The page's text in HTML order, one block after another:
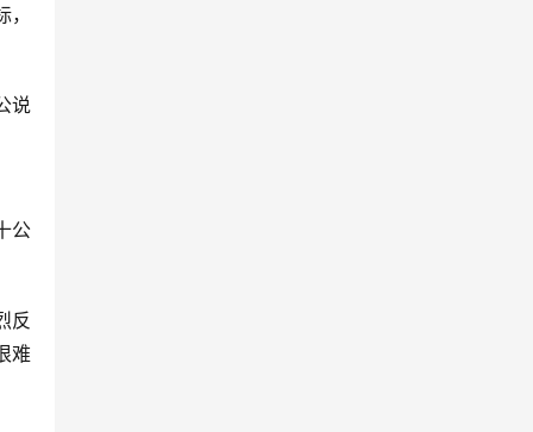
说
公
反
难